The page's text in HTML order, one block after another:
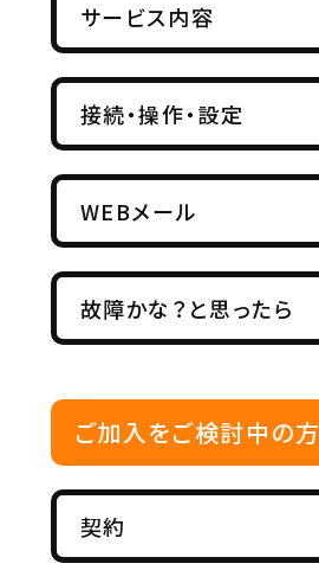
ご加入をご検討中の方
契約
サービス内容
接続・操作・設定
WEBメール
故障かな？と思ったら